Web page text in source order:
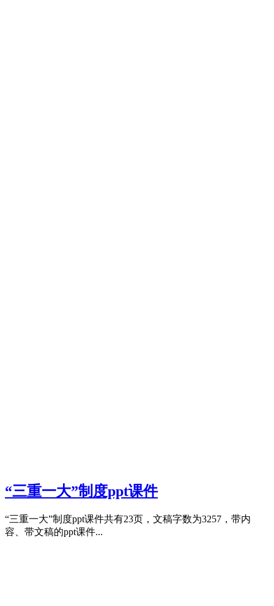
“三重一大”制度ppt课件
“三重一大”制度ppt课件共有23页，文稿字数为3257，带内
容、带文稿的ppt课件...